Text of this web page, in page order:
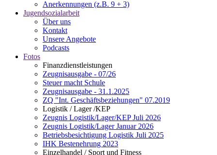
Anerkennungen (z.B. 9 + 3)
Jugendsozialarbeit
Über uns
Kontakt
Unsere Angebote
Podcasts
Fotos
Finanzdienstleistungen
Zeugnisausgabe - 07/26
Steuer macht Schule
Zeugnisausgabe - 31.1.2025
ZQ "Int. Geschäftsbeziehungen" 07.2019
Logistik / Lager /KEP
Zeugnis Logistik/Lager/KEP Juli 2026
Zeugnis Logistik/Lager Januar 2026
Betriebsbesichtigung Logistik Juli 2025
IHK Bestenehrung 2023
Einzelhandel / Sport und Fitness